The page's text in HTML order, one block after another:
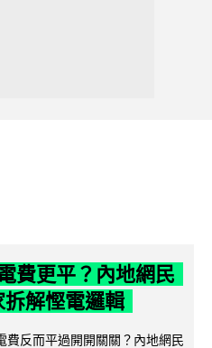
費更平？內地網民
解慳電邏輯
反而平過開開關關？內地網民